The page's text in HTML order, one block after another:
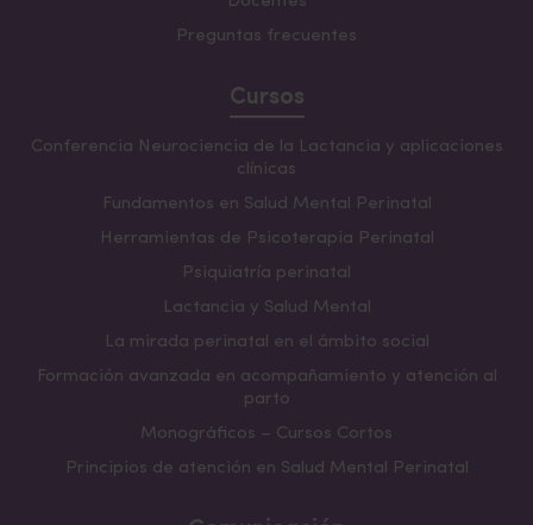
Preguntas frecuentes
Cursos
Conferencia Neurociencia de la Lactancia y aplicaciones
clínicas
Fundamentos en Salud Mental Perinatal
Herramientas de Psicoterapia Perinatal
Psiquiatría perinatal
Lactancia y Salud Mental
La mirada perinatal en el ámbito social
Formación avanzada en acompañamiento y atención al
parto
Monográficos – Cursos Cortos
Principios de atención en Salud Mental Perinatal